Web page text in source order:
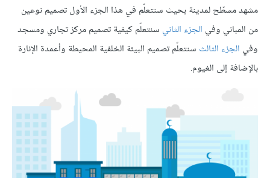
مشهد مسطّح لمدينة بحيث سنتعلّم في هذا الجزء الأول تصميم نوعين
من المباني وفي الجزء الثاني سنتعلّم كيفية تصميم مركز تجاري ومسجد
وفي الجزء الثالث سنتعلّم تصميم البيئة الخلفية المحيطة وأعمدة الإنارة
بالإضافة إلى الغيوم.